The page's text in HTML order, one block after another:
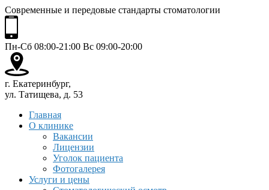
Современные и передовые стандарты стоматологии
Пн-Сб 08:00-21:00 Вс 09:00-20:00
г. Екатеринбург,
ул. Татищева, д. 53
Главная
О клинике
Вакансии
Лицензии
Уголок пациента
Фотогалерея
Услуги и цены